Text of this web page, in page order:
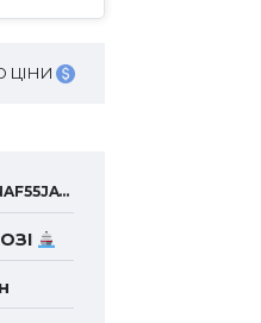
ЦІНИ
WAUNNAF55JA103617